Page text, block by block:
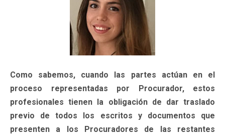
Como sabemos, cuando las partes actúan en el
proceso representadas por Procurador, estos
profesionales tienen la obligación de dar traslado
previo de todos los escritos y documentos que
presenten a los Procuradores de las restantes